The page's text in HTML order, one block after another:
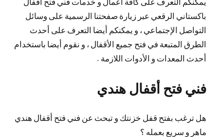
باكستاني الرقعي عبر زيارة صفحتنا الرسمية على وسائل
التواصل الإجتماعي ، و يمكنكم أيضا التعرف على أحدث
الطرق المتبعة في فتح جميع الأقفال ، و نقوم أيضا باستخدام
أحدث المعدات و الأدوات اللازمة .
فني فتح أقفال هندي
هل ترغب بفتح قفل خزنتك و تبحث عن فني فتح أقفال هندي
ماهر و سريع بعمله ؟